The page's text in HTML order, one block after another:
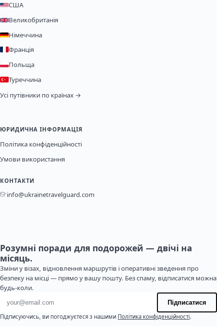
США
Великобританія
Німеччина
Франція
Польща
Туреччина
Усі путівники по країнах →
ЮРИДИЧНА ІНФОРМАЦІЯ
Політика конфіденційності
Умови використання
КОНТАКТИ
info@ukrainetravelguard.com
Розумні поради для подорожей — двічі на
місяць.
Зміни у візах, відновлення маршрутів і оперативні зведення про
безпеку на місці — прямо у вашу пошту. Без спаму, відписатися можна
будь-коли.
Адреса електронної пошти
Підписатися
Підписуючись, ви погоджуєтеся з нашими Політика конфіденційності.